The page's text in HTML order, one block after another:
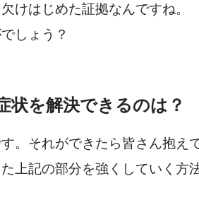
けはじめた証拠なんですね。
しょう？
状を解決できるのは？
す。それができたら皆さん抱え
上記の部分を強くしていく方